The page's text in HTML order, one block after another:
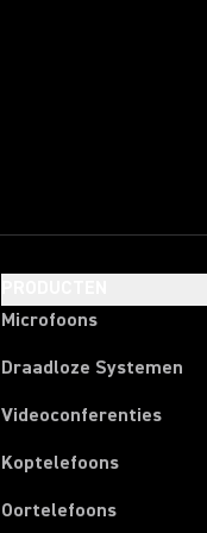
Microfoons
Draadloze Systemen
Videoconferenties
Koptelefoons
Oortelefoons